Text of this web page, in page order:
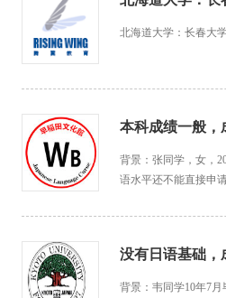
北海道大学：长春大
本科成绩一般，
背景：张同学，女，
语水平还不能直接申
没有日语基础，
背景：韦同学10年7